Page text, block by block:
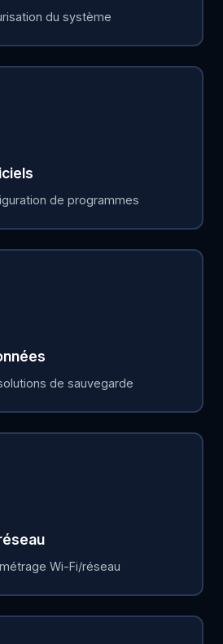
du système
de programmes
de sauvegarde
Wi-Fi/réseau